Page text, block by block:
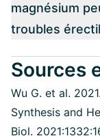
magnésium
troubles
Sources
Wu G. et al.
Synthesis and
Biol.